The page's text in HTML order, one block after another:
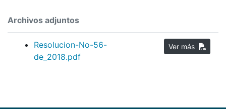
Archivos adjuntos
Resolucion-No-56-
de_2018.pdf